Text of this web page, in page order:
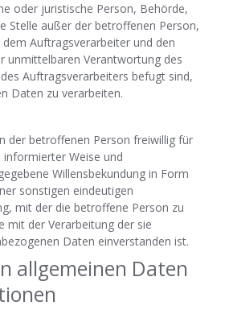
oder juristische Person, Behörde,
Stelle außer der betroffenen Person,
Auftragsverarbeiter und den
unmittelbaren Verantwortung des
Auftragsverarbeiters befugt sind,
Daten zu verarbeiten.
der betroffenen Person freiwillig für
Weise und
Willensbekundung in Form
sonstigen eindeutigen
mit der die betroffene Person zu
mit der Verarbeitung der sie
Daten einverstanden ist.
allgemeinen Daten